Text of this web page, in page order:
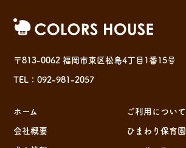
〒813-0062 福岡市東区松島4丁目1番15号
TEL：092-981-2057
ホーム ご利用について
会社概要 ひまわり保育園